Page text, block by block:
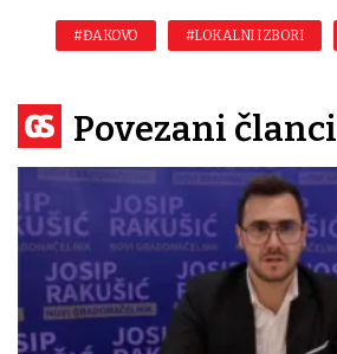
#ĐAKOVO #LOKALNI IZBORI
Povezani članci